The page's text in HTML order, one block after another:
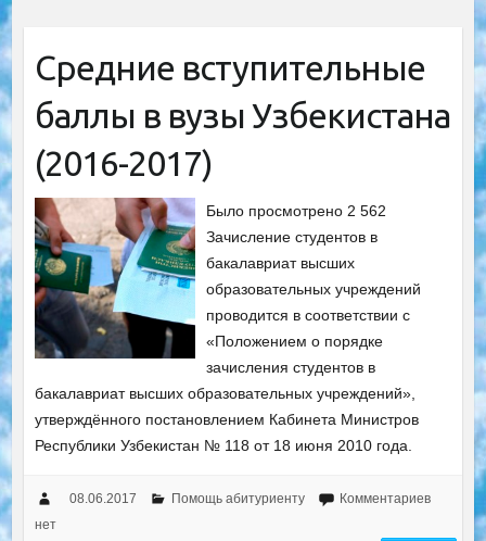
Средние вступительные
баллы в вузы Узбекистана
(2016-2017)
Было просмотрено 2 562
Зачисление студентов в
бакалавриат высших
образовательных учреждений
проводится в соответствии с
«Положением о порядке
зачисления студентов в
бакалавриат высших образовательных учреждений»,
утверждённого постановлением Кабинета Министров
Республики Узбекистан № 118 от 18 июня 2010 года.
08.06.2017 Помощь абитуриенту
Комментариев
нет